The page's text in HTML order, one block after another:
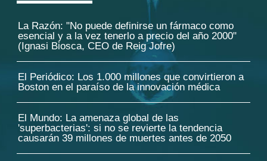
La Razón: "No puede definirse un fármaco como
esencial y a la vez tenerlo a precio del año 2000"
(Ignasi Biosca, CEO de Reig Jofre)
El Periódico: Los 1.000 millones que convirtieron a
Boston en el paraíso de la innovación médica
El Mundo: La amenaza global de las
'superbacterias': si no se revierte la tendencia
causarán 39 millones de muertes antes de 2050